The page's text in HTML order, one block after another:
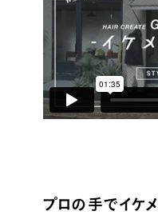
LABORATORY
ルベルの研究開発
研究情報
SALON LIST
プロの手でイケ